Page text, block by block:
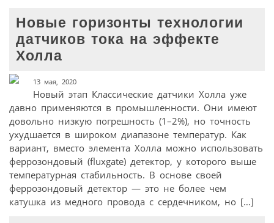
Новые горизонты технологии
датчиков тока на эффекте
Холла
13 мая, 2020
Новый этап Классические датчики Холла уже
давно применяются в промышленности. Они имеют
довольно низкую погрешность (1–2%), но точность
ухудшается в широком диапазоне температур. Как
вариант, вместо элемента Холла можно использовать
феррозондовый (fluxgate) детектор, у которого выше
температурная стабильность. В основе своей
феррозондовый детектор — это не более чем
катушка из медного провода с сердечником, но […]